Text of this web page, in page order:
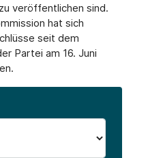
veröffentlichen sind.
hat sich
seit dem
Partei am 16. Juni